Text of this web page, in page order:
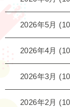
2026年5月
2026年4月
2026年3月
2026年2月